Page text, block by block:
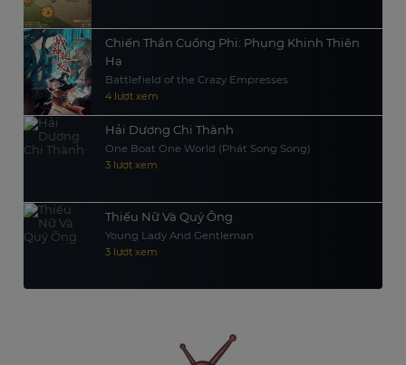
Chiến Thần Cuồng Phi: Phụng Khinh Thiên
Hạ
Battlefield of the Crazy Empresses
4 lượt xem
Hải Dương Chi Thành
One Boat One World (Phát Song Song)
3 lượt xem
Thiếu Nữ Và Quý Ông
Young Lady And Gentleman
3 lượt xem